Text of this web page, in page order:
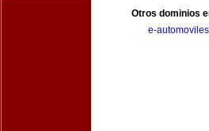
Otros dominios
e-